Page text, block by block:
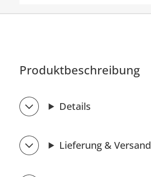
Produktbeschreibung
Details
Lieferung & Versand